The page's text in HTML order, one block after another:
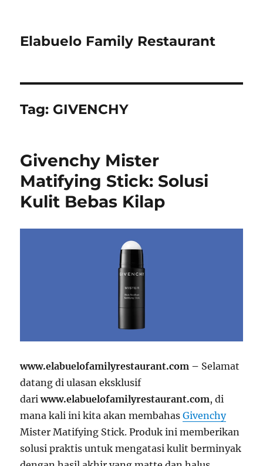
Elabuelo Family Restaurant
Tag: GIVENCHY
Givenchy Mister
Matifying Stick: Solusi
Kulit Bebas Kilap
www.elabuelofamilyrestaurant.com – Selamat
datang di ulasan eksklusif
dariwww.elabuelofamilyrestaurant.com, di
mana kali ini kita akan membahasGivenchy
Mister Matifying Stick. Produk ini memberikan
solusi praktis untuk mengatasi kulit berminyak